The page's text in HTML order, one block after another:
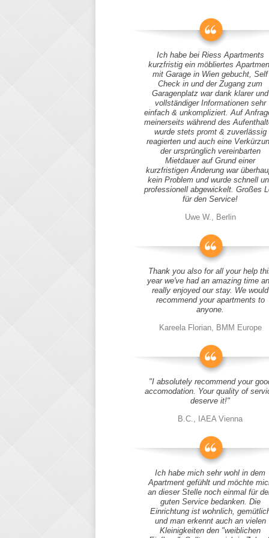
Ich habe bei Riess Apartments
kurzfristig ein möbliertes
mit Garage in Wien gebucht, Self
Check in und der Zugang zum
Garagenplatz war dank klarer und
vollständiger Informationen sehr
einfach & unkompliziert. Auf
meinerseits während des
wurde stets promt & zuverlässig
reagierten und auch eine
der ursprünglich vereinbarten
Mietdauer auf Grund einer
kurzfristigen Änderung war
kein Problem und wurde schnell
professionell abgewickelt. Großes
für den Service!
Uwe W., Berlin
Thank you also for all your help
year we've had an amazing time
really enjoyed our stay. We would
recommend your apartments to
anyone.
Kareela Florian, BMM Europe
"I absolutely recommend your
accomodation. Your quality of
deserve it!"
B.C., IAEA Vienna
Ich habe mich sehr wohl in dem
Apartment gefühlt und möchte
an dieser Stelle noch einmal für
guten Service bedanken. Die
Einrichtung ist wohnlich,
und man erkennt auch an vielen
Kleinigkeiten den "weiblichen